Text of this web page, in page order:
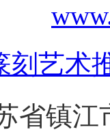
刻艺术
省镇江